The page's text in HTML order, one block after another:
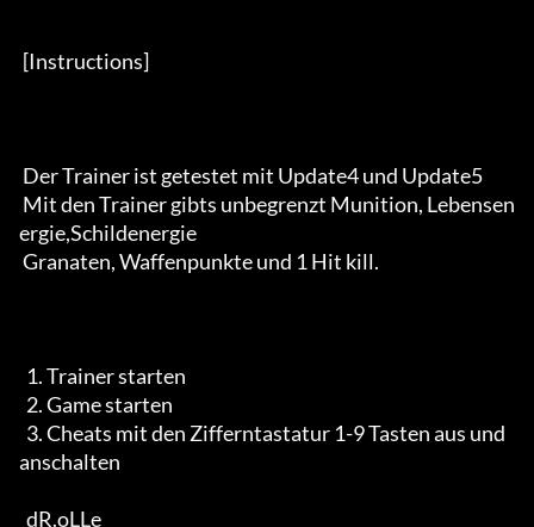
ergie,Schildenergie
anschalten